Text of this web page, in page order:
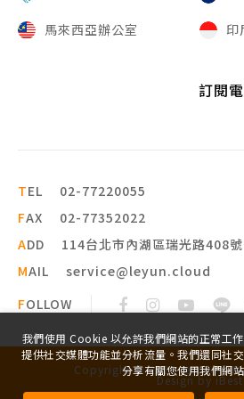
馬來西亞辦公室
印
訂閱
TEL
02-77220055
FAX
02-77352022
ADD
114台北市內湖區瑞光路408
MAIL
service@leyun.cloud
FOLLOW
Copyright © 2026 leyun All
Design by iBest
我們使用 Cookie 以允許我們網站的正常工
提供社交媒體功能並分析流量。我們還同社
分享有關您使用我們網